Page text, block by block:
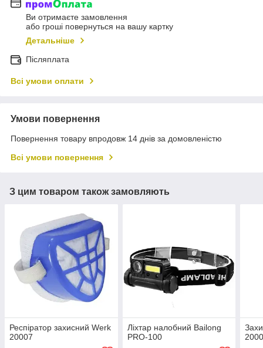
Ви отримаєте замовлення
або гроші повернуться на вашу картку
Детальніше
Післяплата
Всі умови оплати
Умови повернення
Повернення товару впродовж 14 днів за домовленістю
Всі умови повернення
З цим товаром також замовляють
Респіратор захисний Werk
20007
Ліхтар налобний Bailong
PRO-100